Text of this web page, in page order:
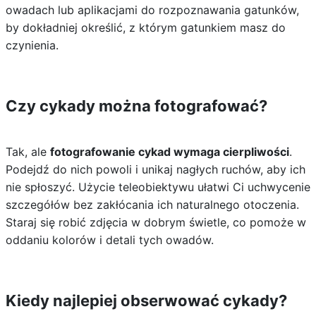
owadach lub aplikacjami do rozpoznawania gatunków,
by dokładniej określić, z którym gatunkiem masz do
czynienia.
Czy cykady można fotografować?
Tak, ale fotografowanie cykad wymaga cierpliwości.
Podejdź do nich powoli i unikaj nagłych ruchów, aby ich
nie spłoszyć. Użycie teleobiektywu ułatwi Ci uchwycenie
szczegółów bez zakłócania ich naturalnego otoczenia.
Staraj się robić zdjęcia w dobrym świetle, co pomoże w
oddaniu kolorów i detali tych owadów.
Kiedy najlepiej obserwować cykady?